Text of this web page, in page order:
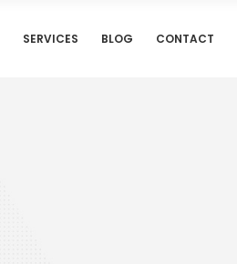
SERVICES BLOG CONTACT